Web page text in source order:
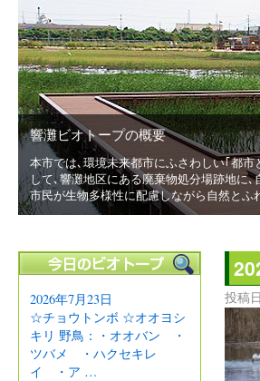
響灘ビオトープの概要
本市では､環境未来都市にふさわしい｢都
して､響灘地区にある廃棄物処分場跡地に
市民が生物多様性に配慮しながら自然と
投稿
2026年7月23日
☆チョウトンボ ☆オオヨシ
キリ 野鳥：・オオバン ・
ツバメ ・ハクセキレ
イ ・ア …